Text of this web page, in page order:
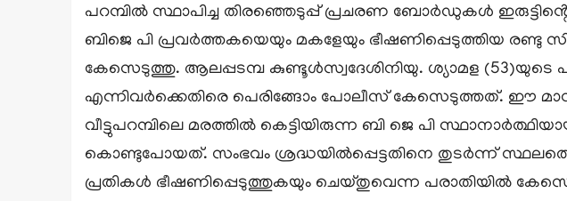
പറമ്പിൽ സ്ഥാപിച്ച തിരഞ്ഞെടുപ്പ് പ്രചരണ ബോർഡുകൾ
ബിജെ പി പ്രവർത്തകയെയും മകളേയും ഭീഷണിപ്പെടുത്തിയ രണ്ടു
കേസെടുത്തു. ആലപ്പടമ്പ കുണ്ടൂൾസ്വദേശിനിയു. ശ്യാമള
എന്നിവർക്കെതിരെ പെരിങ്ങോം പോലീസ് കേസെടുത്തത്. ഈ മാസം
വീട്ടുപറമ്പിലെ മരത്തിൽ കെട്ടിയിരുന്ന ബി ജെ പി
കൊണ്ടുപോയത്. സംഭവം ശ്രദ്ധയിൽപ്പെട്ടതിനെ തുടർന്ന്
പ്രതികൾ ഭീഷണിപ്പെടുത്തുകയും ചെയ്തുവെന്ന പരാതിയിൽ